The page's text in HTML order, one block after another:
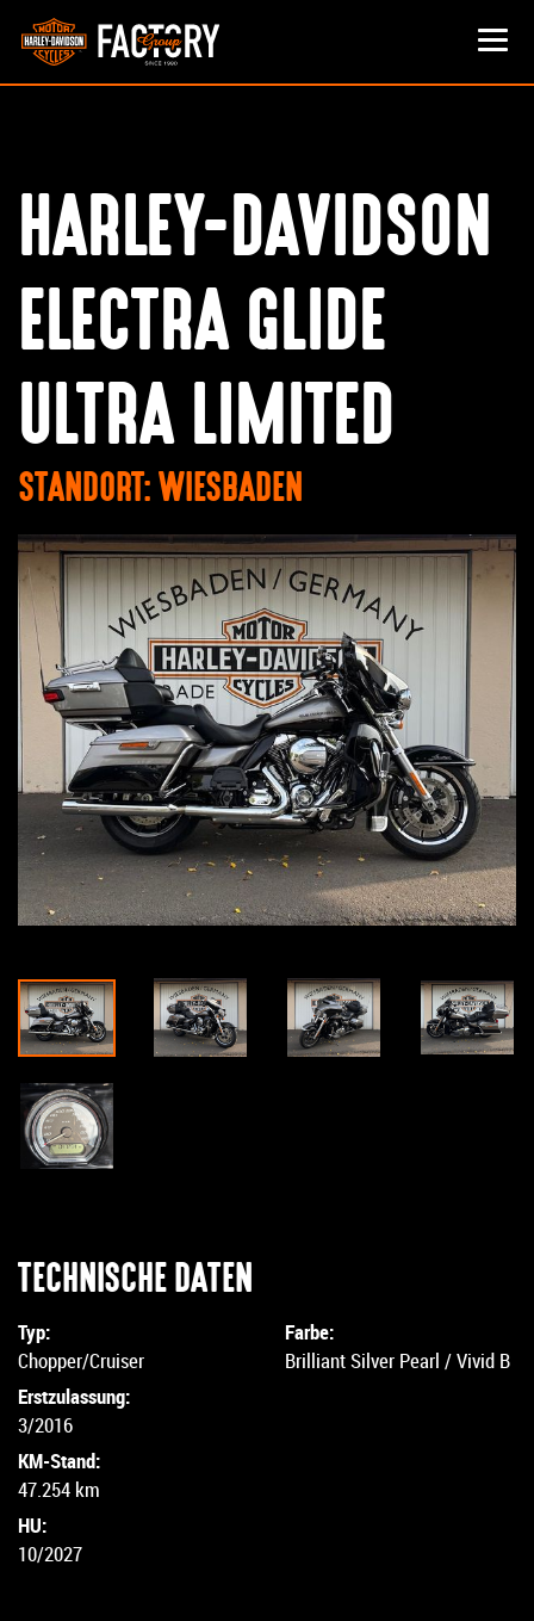
HARLEY-DAVIDSON
ELECTRA GLIDE
ULTRA LIMITED
STANDORT: WIESBADEN
TECHNISCHE DATEN
Typ:
Chopper/Cruiser
Erstzulassung:
3/2016
KM-Stand:
47.254 km
HU:
10/2027
Farbe:
Brilliant Silver Pearl / Vivid B